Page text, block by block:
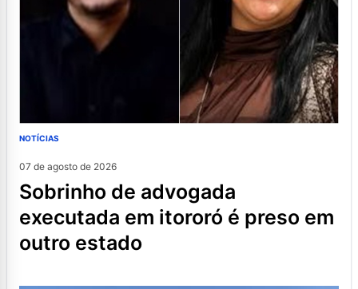
NOTÍCIAS
07 de agosto de 2026
sobrinho de advogada
executada em itororó é preso em
outro estado